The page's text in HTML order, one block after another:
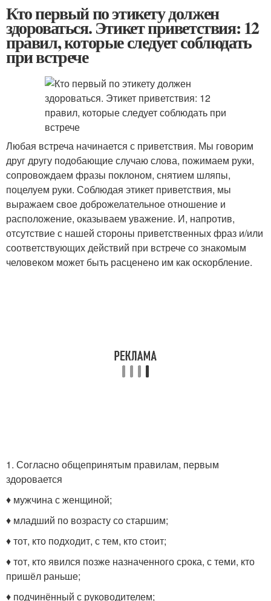
Кто первый по этикету должен
здороваться. Этикет приветствия: 12
правил, которые следует соблюдать
при встрече
Любая встреча начинается с приветствия. Мы говорим
друг другу подобающие случаю слова, пожимаем руки,
сопровождаем фразы поклоном, снятием шляпы,
поцелуем руки. Соблюдая этикет приветствия, мы
выражаем свое доброжелательное отношение и
расположение, оказываем уважение. И, напротив,
отсутствие с нашей стороны приветственных фраз и/или
соответствующих действий при встрече со знакомым
человеком может быть расценено им как оскорбление.
1. Согласно общепринятым правилам, первым
здоровается
♦ мужчина с женщиной;
♦ младший по возрасту со старшим;
♦ тот, кто подходит, с тем, кто стоит;
♦ тот, кто явился позже назначенного срока, с теми, кто
пришёл раньше;
♦ подчинённый с руководителем;